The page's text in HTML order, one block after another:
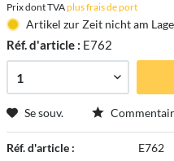
Prix dont TVAplus frais de port
Artikel zur Zeit nicht am
Réf. d'article : E762
Se souv.
Réf. d'article : E762